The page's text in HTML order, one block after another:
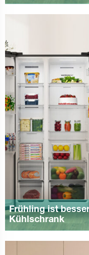
Frühling ist
Kühlschrank